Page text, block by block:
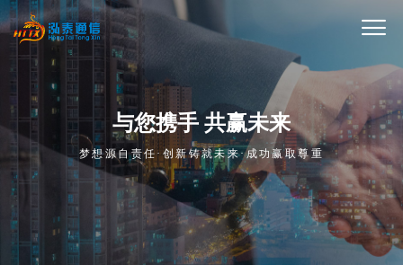
与您携手 共赢未来
梦想源自责任·创新铸就未来·成功赢取尊重